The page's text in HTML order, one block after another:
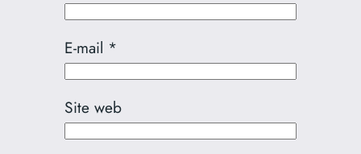
E-mail *
Site web